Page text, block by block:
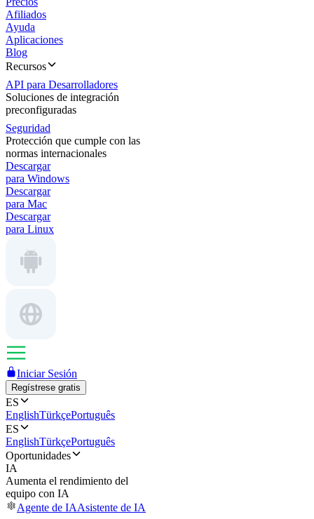
Afiliados
Ayuda
Aplicaciones
Blog
Recursos
API para Desarrolladores
Soluciones de integración
preconfiguradas
Seguridad
Protección que cumple con las
normas internacionales
Descargar
para Windows
Descargar
para Mac
Descargar
para Linux
Iniciar Sesión
Regístrese gratis
ES
EnglishTürkçePortuguês
ES
EnglishTürkçePortuguês
Oportunidades
IA
Aumenta el rendimiento del
equipo con IA
Agente de IAAsistente de IA